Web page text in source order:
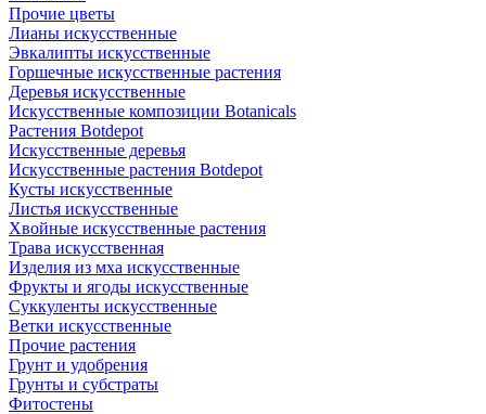
Прочие цветы
Лианы искусственные
Эвкалипты искусственные
Горшечные искусственные растения
Деревья искусственные
Искусственные композиции Botanicals
Растения Botdepot
Искусственные деревья
Искусственные растения Botdepot
Кусты искусственные
Листья искусственные
Хвойные искусственные растения
Трава искусственная
Изделия из мха искусственные
Фрукты и ягоды искусственные
Суккуленты искусственные
Ветки искусственные
Прочие растения
Грунт и удобрения
Грунты и субстраты
Фитостены